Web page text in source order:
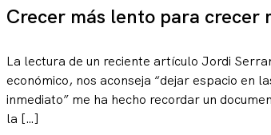
Crecer más lento para crecer
La lectura de un reciente artículo Jordi
económico, nos aconseja “dejar espacio en
inmediato” me ha hecho recordar un
la […]